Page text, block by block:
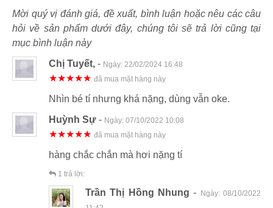
Mời quý vị đánh giá, đề xuất, bình luận hoặc nêu các câu
hỏi về sản phẩm dưới đây, chúng tôi sẽ trả lời cũng tại
mục bình luận này
Chị Tuyết, - Ngày: 22/02/2024 16:48
★★★★★ đã mua mặt hàng này
Nhìn bé tí nhưng khá nặng, dùng vẫn oke.
Huỳnh Sự - Ngày: 07/10/2022 10:08
★★★★★ đã mua mặt hàng này
hàng chắc chắn mà hơi nặng tí
1 trả lời:
Trần Thị Hồng Nhung - Ngày:08/10/2022